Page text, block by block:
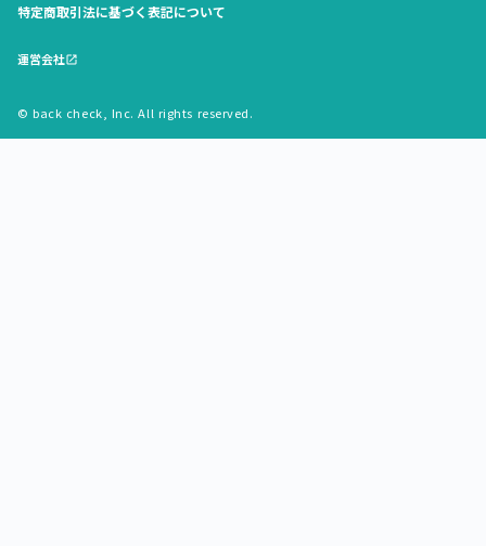
特定商取引法に基づく表記について
運営会社open_in_new
© back check, Inc. All rights reserved.